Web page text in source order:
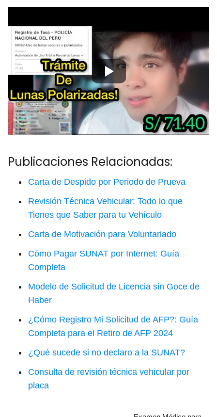
Publicaciones Relacionadas:
Carta de Despido por Periodo de Prueva
Revisión Técnica Vehicular: Todo lo que
Tienes que Saber para tu Vehículo
Carta de Motivación para Voluntariado
Cómo Pagar SUNAT por Internet: Guía
Completa
Modelo de Solicitud de Licencia sin Goce de
Haber
¿Cómo Registro Mi Solicitud de AFP?: Guía
Completa para el Retiro de AFP 2024
¿Qué sucede si no declaro a la SUNAT?
Consulta de revisión técnica vehicular por
placa